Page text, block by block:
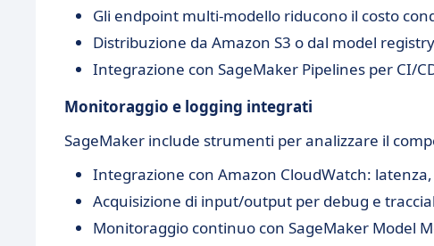
Gli endpoint multi-modello riducono il costo
Distribuzione da Amazon S3 o dal model
Integrazione con SageMaker Pipelines per CI/
Monitoraggio e logging integrati
SageMaker include strumenti per analizzare il
Integrazione con Amazon CloudWatch:
Acquisizione di input/output per debug e
Monitoraggio continuo con SageMaker Model